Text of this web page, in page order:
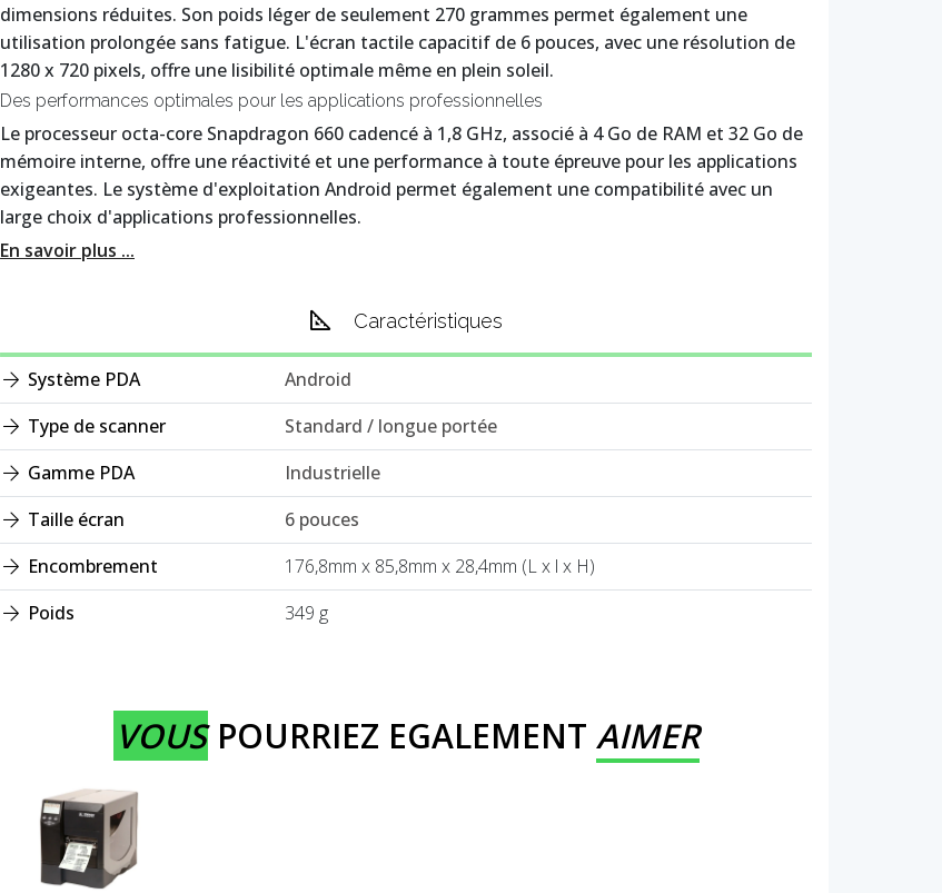
dimensions réduites. Son poids léger de seulement 270 grammes permet également une
utilisation prolongée sans fatigue. L'écran tactile capacitif de 6 pouces, avec une résolution de
1280 x 720 pixels, offre une lisibilité optimale même en plein soleil.
Des performances optimales pour les applications professionnelles
Le processeur octa-core Snapdragon 660 cadencé à 1,8 GHz, associé à 4 Go de RAM et 32 Go de
mémoire interne, offre une réactivité et une performance à toute épreuve pour les applications
exigeantes. Le système d'exploitation Android permet également une compatibilité avec un
large choix d'applications professionnelles.
En savoir plus ...
Caractéristiques
Système PDA
Android
Type de scanner
Standard / longue portée
Gamme PDA
Industrielle
Taille écran
6 pouces
Encombrement
176,8mm x 85,8mm x 28,4mm (L x l x H)
Poids
349 g
VOUSPOURRIEZ EGALEMENT AIMER